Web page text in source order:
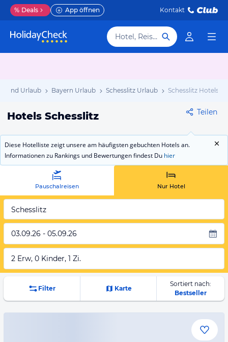
% Deals App öffnen Kontakt
Hotel, Reiseziel
Urlaub Bayern Urlaub Schesslitz Urlaub Schesslitz Hotels
Hotels Schesslitz Teilen
Diese Hotelliste zeigt unsere am häufigsten gebuchten Hotels an.
Informationen zu Rankings und Bewertungen findest Du hier
Pauschalreisen Nur Hotel
Schesslitz
03.09.26 - 05.09.26
2 Erw, 0 Kinder, 1 Zi.
Filter Karte
Sortiert nach:
Bestseller